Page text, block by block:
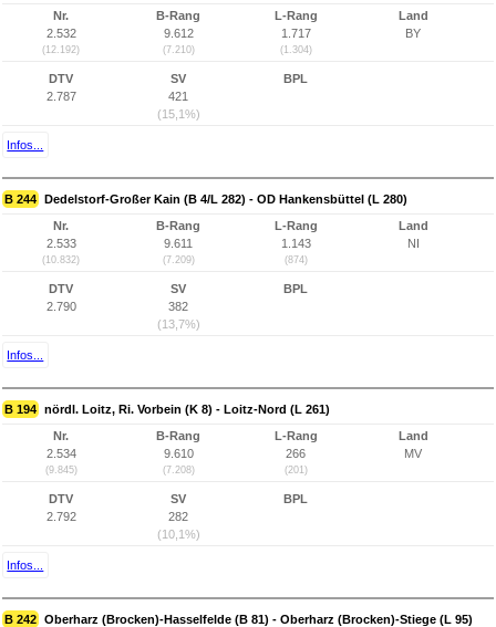
Nr.
2.532
(12.192)
B-Rang
9.612
(7.210)
L-Rang
1.717
(1.304)
Land
BY
DTV
2.787
SV
421
(15,1%)
BPL
Infos...
B 244 Dedelstorf-Großer Kain (B 4/L 282) - OD Hankensbüttel (L 280)
Nr.
2.533
(10.832)
B-Rang
9.611
(7.209)
L-Rang
1.143
(874)
Land
NI
DTV
2.790
SV
382
(13,7%)
BPL
Infos...
B 194 nördl. Loitz, Ri. Vorbein (K 8) - Loitz-Nord (L 261)
Nr.
2.534
(9.845)
B-Rang
9.610
(7.208)
L-Rang
266
(201)
Land
MV
DTV
2.792
SV
282
(10,1%)
BPL
Infos...
B 242 Oberharz (Brocken)-Hasselfelde (B 81) - Oberharz (Brocken)-Stiege (L 95)